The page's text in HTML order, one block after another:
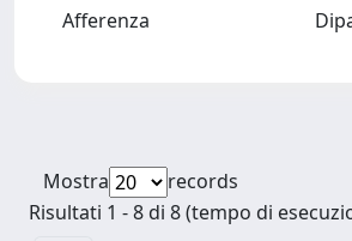
Afferenza
Mostra
records
Risultati 1 - 8 di 8 (tempo di